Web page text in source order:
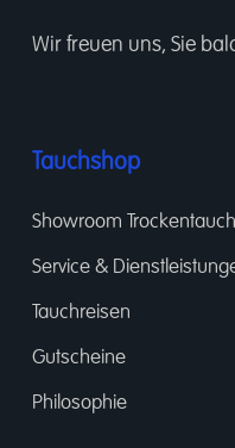
Wir freuen uns, Sie
Tauchshop
Showroom
Service &
Tauchreisen
Gutscheine
Philosophie